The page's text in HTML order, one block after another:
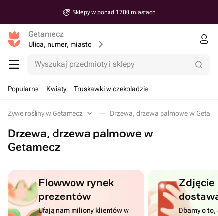
Sklepy w ponad 1700 miastach
Getamecz
Ulica, numer, miasto
Wyszukaj przedmioty i sklepy
Popularne Kwiaty Truskawki w czekoladzie
Żywe rośliny w Getamecz Drzewa, drzewa palmowe w
Drzewa, drzewa palmowe w
Getamecz
Flowwow rynek
prezentów
Ufają nam miliony klientów w
Dbamy o to,